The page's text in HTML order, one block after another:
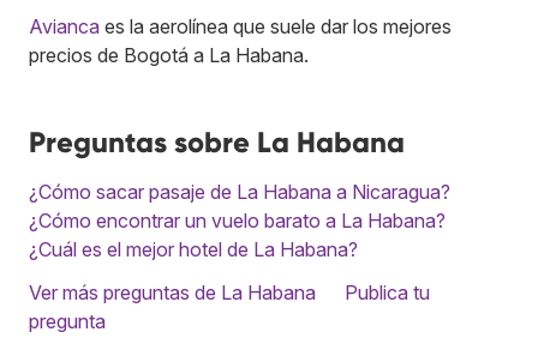
Avianca es la aerolínea que suele dar los mejores
precios de Bogotá a La Habana.
Preguntas sobre La Habana
¿Cómo sacar pasaje de La Habana a Nicaragua?
¿Cómo encontrar un vuelo barato a La Habana?
¿Cuál es el mejor hotel de La Habana?
Ver más preguntas de La Habana
Publica tu
pregunta